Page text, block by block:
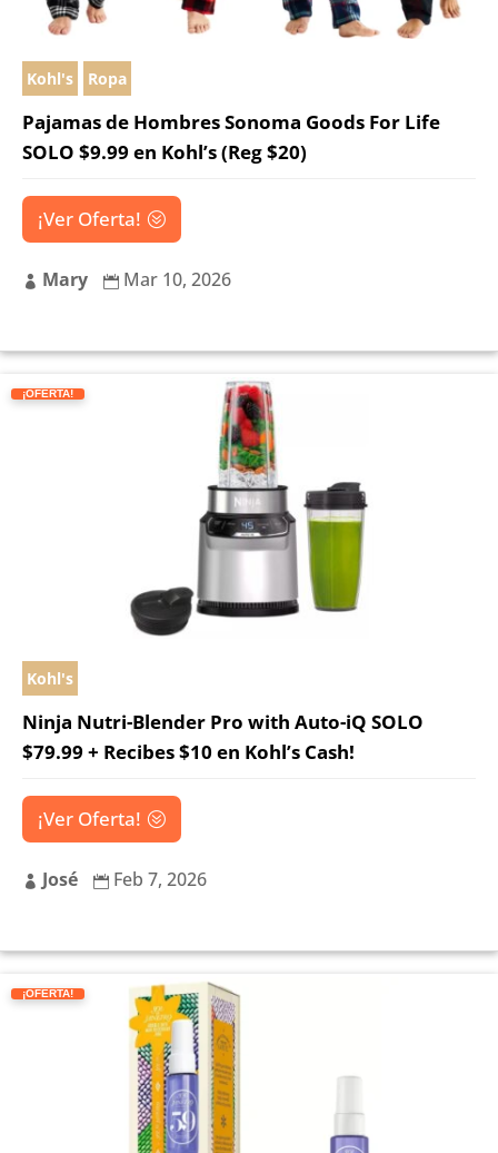
Kohl's Ropa
Pajamas de Hombres Sonoma Goods For Life
SOLO $9.99 en Kohl’s (Reg $20)
¡Ver Oferta!
 Mary  Mar 10, 2026
¡OFERTA!
Kohl's
Ninja Nutri-Blender Pro with Auto-iQ SOLO
$79.99 + Recibes $10 en Kohl’s Cash!
¡Ver Oferta!
 José  Feb 7, 2026
¡OFERTA!